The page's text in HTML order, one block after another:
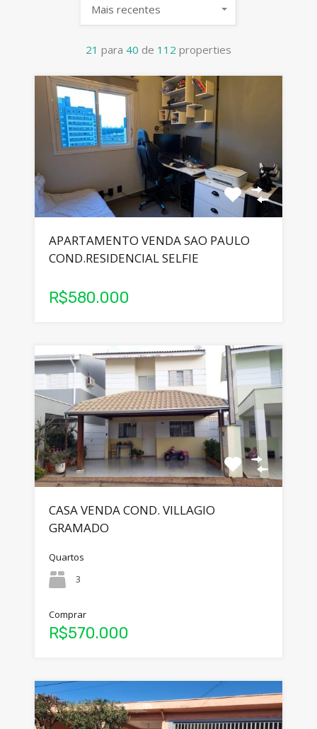
21 para 40 de 112 properties
Mais recentes
APARTAMENTO VENDA SAO PAULO
COND.RESIDENCIAL SELFIE
R$580.000
CASA VENDA COND. VILLAGIO
GRAMADO
Quartos
3
Comprar
R$570.000